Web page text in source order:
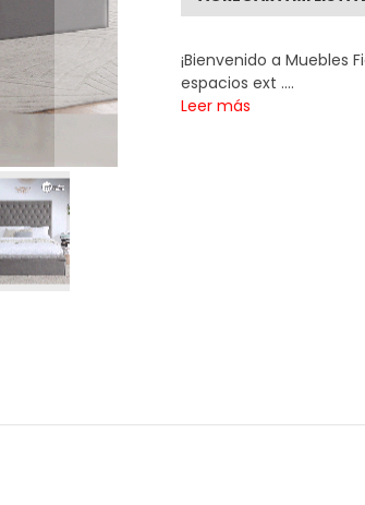
¡Bienvenido a Muebles
espacios ext ....
Leer más